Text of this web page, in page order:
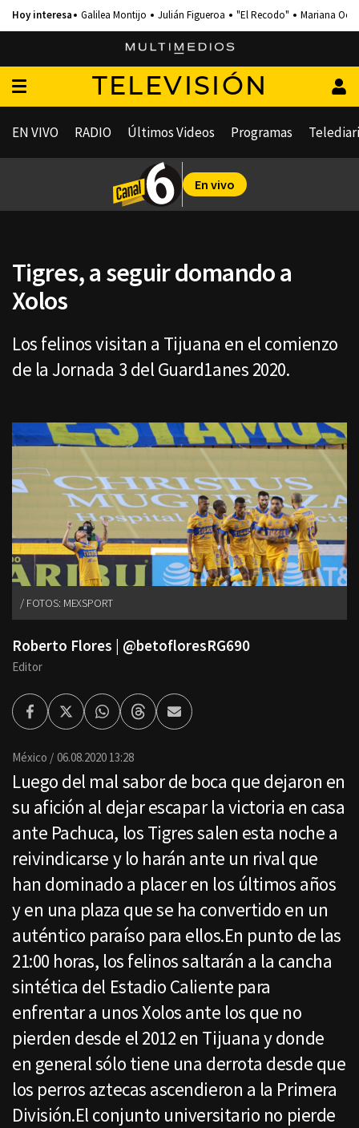
Galilea Montijo Julián Figueroa "El Recodo" Mariana
TELEVISIÓN
EN VIVO RADIO Últimos Videos Programas
En vivo
Tigres, a seguir domando a
Xolos
Los felinos visitan a Tijuana en el comienzo
de la Jornada 3 del Guard1anes 2020.
FOTOS: MEXSPORT
Roberto Flores | @betofloresRG690
Editor
FacebookTwitterWhatsappThreadsEnviar
por
México 06.08.2020 13:28
Luego del mal sabor de boca que dejaron en
su afición al dejar escapar la victoria en casa
ante Pachuca, los Tigres salen esta noche a
reivindicarse y lo harán ante un rival que
han dominado a placer en los últimos años
y en una plaza que se ha convertido en un
auténtico paraíso para ellos.En punto de las
21:00 horas, los felinos saltarán a la cancha
sintética del Estadio Caliente para
enfrentar a unos Xolos ante los que no
pierden desde el 2012 en Tijuana y donde
en general sólo tiene una derrota desde que
los perros aztecas ascendieron a la Primera
División.El conjunto universitario no pierde